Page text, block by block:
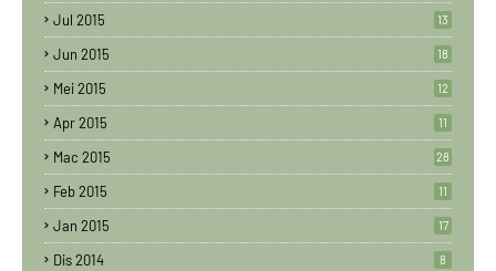
Jul 2015 13
Jun 2015 18
Mei 2015 12
Apr 2015 11
Mac 2015 28
Feb 2015 11
Jan 2015 17
Dis 2014 8